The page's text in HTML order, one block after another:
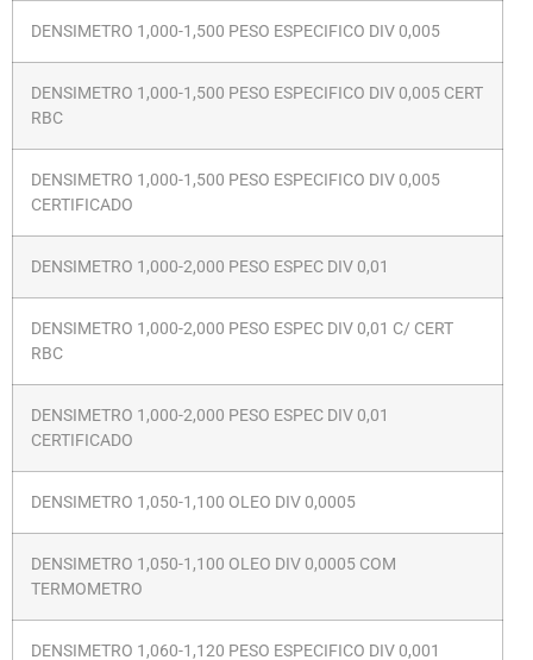
DENSIMETRO 1,000-1,500 PESO ESPECIFICO DIV 0,005
DENSIMETRO 1,000-1,500 PESO ESPECIFICO DIV 0,005 CERT
RBC
DENSIMETRO 1,000-1,500 PESO ESPECIFICO DIV 0,005
CERTIFICADO
DENSIMETRO 1,000-2,000 PESO ESPEC DIV 0,01
DENSIMETRO 1,000-2,000 PESO ESPEC DIV 0,01 C/ CERT
RBC
DENSIMETRO 1,000-2,000 PESO ESPEC DIV 0,01
CERTIFICADO
DENSIMETRO 1,050-1,100 OLEO DIV 0,0005
DENSIMETRO 1,050-1,100 OLEO DIV 0,0005 COM
TERMOMETRO
DENSIMETRO 1,060-1,120 PESO ESPECIFICO DIV 0,001